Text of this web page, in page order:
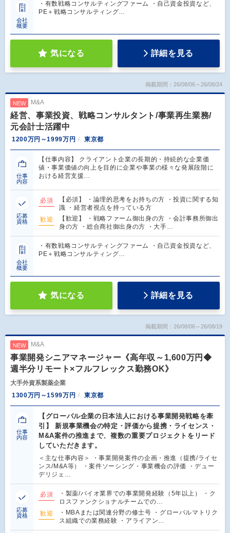
会社
概要
・有数戦略コンサルティングファーム ・自己資金投資など、
PE＋戦略コンサルティング…
気になる 詳細を見る
掲載期間：26/08/06～26/08/24
NEW M&A
経営、事業投資、戦略コンサルタント/事業再生業務/
元会計士活躍中
1200万円～1999万円 東京都
仕事
内容
【仕事内容】 クライアント企業の長期的・持続的な企業価
値・事業価値の向上を目的に企業や事業の様々な発展段階に
おける経営支援…
応募
資格
必須
【必須】 ・論理的思考をお持ちの方 ・投資に関する知
識 ・経営者視点を持っている方
歓迎
【歓迎】 ・戦略ファーム御出身の方 ・会計事務所御出
身の方 ・総合商社御出身の方 ・大手…
会社
概要
・有数戦略コンサルティングファーム ・自己資金投資など、
PE＋戦略コンサルティング…
気になる 詳細を見る
掲載期間：26/08/06～26/08/19
NEW M&A
事業開発シニアマネージャー《高年収～1,600万円◆
週半分リモート×フルフレックス勤務OK》
大手外資系製薬企業
1300万円～1599万円
東京都
仕事
内容
【グローバル企業の日本法人における事業開発戦略を牽
引】 新規事業機会の特定・評価から提携・ライセンス・
M&A案件の推進まで、複数の重要プロジェクトをリード
していただきます。
＜主な仕事内容＞ ・事業開発案件の企画・推進（提携/ライセ
ンス/M&A等） ・案件ソーシング・事業機会の評価 ・デュー
デリジェ…
応募
資格
必須
・製薬/バイオ業界での事業開発経験（5年以上） ・ク
ロスファンクショナルチームでの…
歓迎
・MBAまたは関連分野の修士号 ・グローバルマトリク
ス組織での業務経験 ・アライアン…